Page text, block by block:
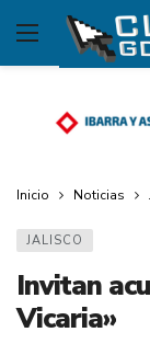
Inicio Noticias
JALISCO
Invitan
Vicaria»